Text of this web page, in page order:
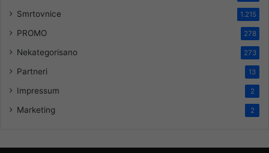
Smrtovnice 1.215
PROMO 278
Nekategorisano 273
Partneri 13
Impressum 2
Marketing 2